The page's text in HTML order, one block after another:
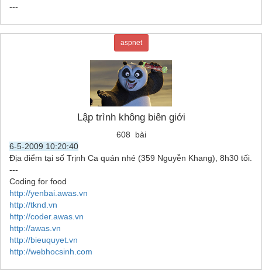
---
aspnet
Lập trình không biên giới
608 bài
6-5-2009 10:20:40
Địa điểm tại số Trịnh Ca quán nhé (359 Nguyễn Khang), 8h30 tối.
---
Coding for food
http://yenbai.awas.vn
http://tknd.vn
http://coder.awas.vn
http://awas.vn
http://bieuquyet.vn
http://webhocsinh.com